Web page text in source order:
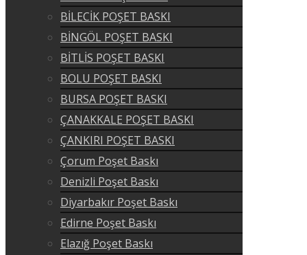
BİLECİK POŞET BASKI
BİNGÖL POŞET BASKI
BİTLİS POŞET BASKI
BOLU POŞET BASKI
BURSA POŞET BASKI
ÇANAKKALE POŞET BASKI
ÇANKIRI POŞET BASKI
Çorum Poşet Baskı
Denizli Poşet Baskı
Diyarbakır Poşet Baskı
Edirne Poşet Baskı
Elazığ Poşet Baskı